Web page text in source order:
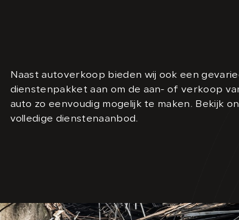
Naast autoverkoop bieden wij ook een
dienstenpakket aan om de aan- of verkoop
auto zo eenvoudig mogelijk te maken. Bekijk
volledige dienstenaanbod.